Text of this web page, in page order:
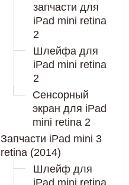
запчасти для
iPad mini retina
2
Шлейфа для
iPad mini retina
2
Сенсорный
экран для iPad
mini retina 2
Запчасти iPad mini 3
retina (2014)
Шлейф для
iPad mini retina